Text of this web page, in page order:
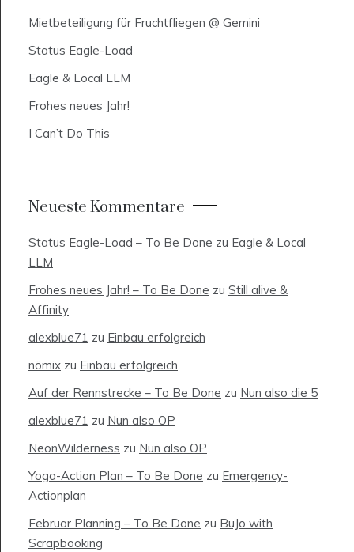
Mietbeteiligung für Fruchtfliegen @ Gemini
Status Eagle-Load
Eagle & Local LLM
Frohes neues Jahr!
I Can’t Do This
Neueste Kommentare
Status Eagle-Load – To Be Done zu Eagle & Local
LLM
Frohes neues Jahr! – To Be Done zu Still alive &
Affinity
alexblue71 zu Einbau erfolgreich
nömix zu Einbau erfolgreich
Auf der Rennstrecke – To Be Done zu Nun also die 5
alexblue71 zu Nun also OP
NeonWilderness zu Nun also OP
Yoga-Action Plan – To Be Done zu Emergency-
Actionplan
Februar Planning – To Be Done zu BuJo with
Scrapbooking